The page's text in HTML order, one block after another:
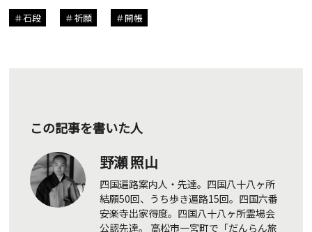
石段 祈願 開帳
この記事を書いた人
野瀬 照山
四国遍路案内人・先達。四国八十八ヶ所
結願50回、うち歩き遍路15回。四国六番
安楽寺出家得度。四国八十八ヶ所霊場会
公認先達。 高松市一宮町で「だんらん旅